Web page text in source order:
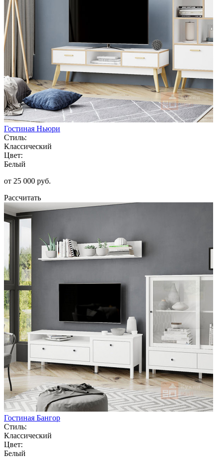
Гостиная Ньюри
Стиль:
Классический
Цвет:
Белый
от 25 000 руб.
Рассчитать
Гостиная Бангор
Стиль:
Классический
Цвет:
Белый